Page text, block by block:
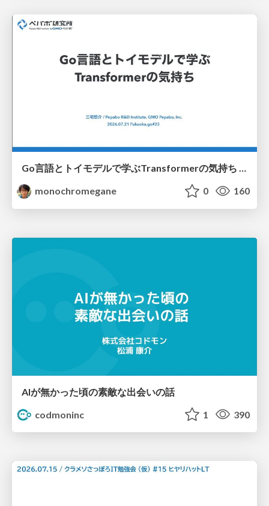
Go言語とトイモデルで学ぶTransformerの気持ち / fukuokago23-transformer
monochromegane
0 160
AIが無かった頃の素敵な出会いの話
codmoninc
1 390